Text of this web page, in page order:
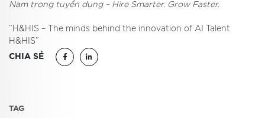
Nam trong tuyển dụng – Hire Smarter. Grow Faster.
​”H&HIS – The minds behind the innovation of AI Talent
H&HIS”
CHIA SẺ
TAG